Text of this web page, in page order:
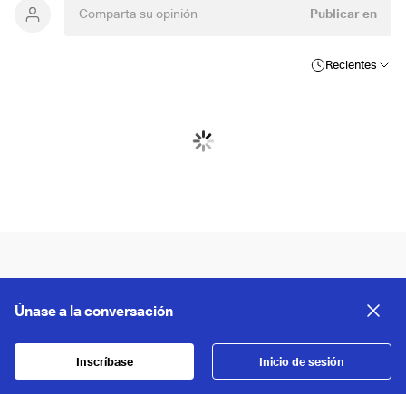
Publicar en
Recientes
Únase a la conversación
Inscríbase Inicio de sesión